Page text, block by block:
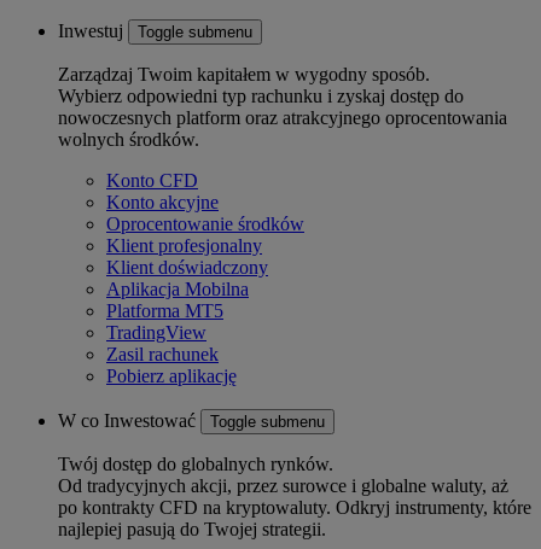
Inwestuj Toggle submenu
Zarządzaj Twoim kapitałem w wygodny sposób.
Wybierz odpowiedni typ rachunku i zyskaj dostęp do
nowoczesnych platform oraz atrakcyjnego oprocentowania
wolnych środków.
Konto CFD
Konto akcyjne
Oprocentowanie środków
Klient profesjonalny
Klient doświadczony
Aplikacja Mobilna
Platforma MT5
TradingView
Zasil rachunek
Pobierz aplikację
W co Inwestować Toggle submenu
Twój dostęp do globalnych rynków.
Od tradycyjnych akcji, przez surowce i globalne waluty, aż
po kontrakty CFD na kryptowaluty. Odkryj instrumenty, które
najlepiej pasują do Twojej strategii.